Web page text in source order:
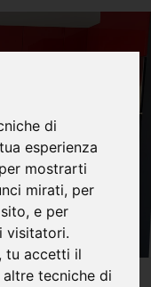
di
esperienza
mostrarti
mirati, per
e per
visitatori.
tu accetti il
tecniche di